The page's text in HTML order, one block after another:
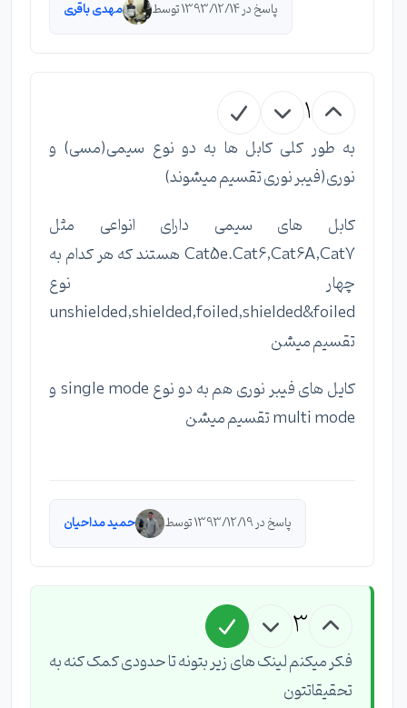
پاسخ در 1393/12/14 توسط مهدی باقری
1
به طور کلی کابل ها به دو نوع سیمی(مسی) و
نوری(فیبر نوری تقسیم میشوند)
کابل های سیمی دارای انواعی مثل
Cat5e.Cat6,Cat6A,Cat7 هستند که هر کدام به
چهار نوع
unshielded,shielded,foiled,shielded&foiled
تقسیم میشن
کایل های فیبر نوری هم به دو نوع single mode و
multi mode تقسیم میشن
پاسخ در 1393/12/19 توسط حمید مداحیان
3
فکر میکنم لینک های زیر بتونه تا حدودی کمک کنه به
تحقیقاتتون